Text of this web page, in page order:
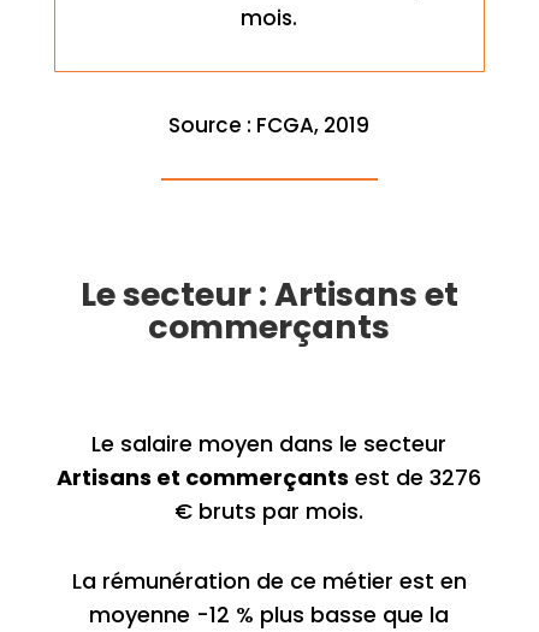
mois.
Source : FCGA, 2019
Le secteur : Artisans et
commerçants
Le salaire moyen dans le secteur
Artisans et commerçants est de 3276
€ bruts par mois.
La rémunération de ce métier est en
moyenne -12 % plus basse que la